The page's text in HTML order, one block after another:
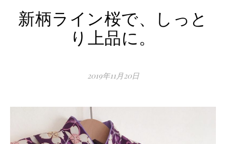
新柄ライン桜で、しっと
り上品に。
2019年11月20日